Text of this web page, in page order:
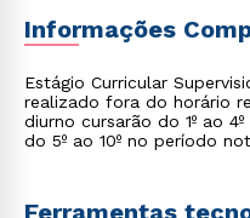
Informações
Estágio Curricular
realizado fora do horário
diurno cursarão do 1º ao
do 5º ao 10º no período
Ferramentas
Rápido e fácil